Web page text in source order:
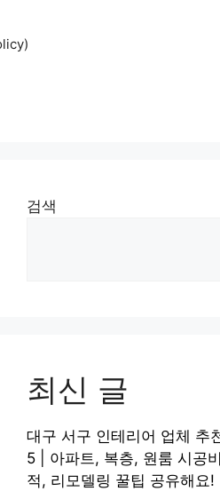
검색
최신 글
대구 서구 인테리어 업체 추
5 | 아파트, 복층, 원룸 시공
적, 리모델링 꿀팁 공유해요!